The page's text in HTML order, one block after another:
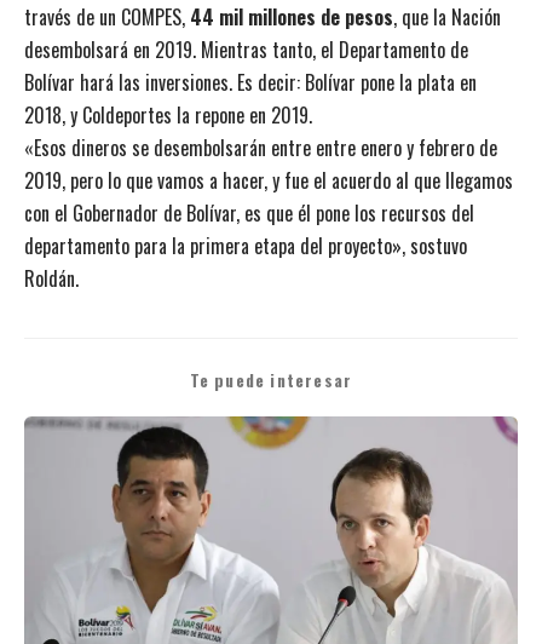
través de un COMPES, 44 mil millones de pesos, que la Nación
desembolsará en 2019. Mientras tanto, el Departamento de
Bolívar hará las inversiones. Es decir: Bolívar pone la plata en
2018, y Coldeportes la repone en 2019.
«Esos dineros se desembolsarán entre entre enero y febrero de
2019, pero lo que vamos a hacer, y fue el acuerdo al que llegamos
con el Gobernador de Bolívar, es que él pone los recursos del
departamento para la primera etapa del proyecto», sostuvo
Roldán.
Te puede interesar